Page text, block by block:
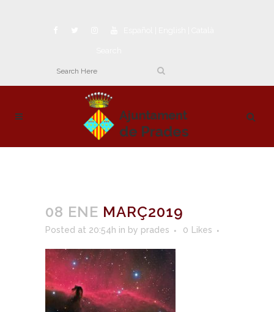
08 ENE MARÇ2019
Posted at 20:54h in by prades 0 Likes